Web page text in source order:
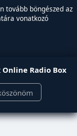
tovább böngészed az
vonatkozó
Online Radio Box